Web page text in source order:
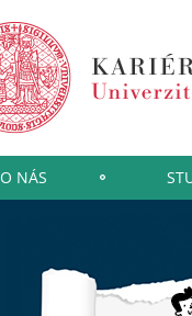
O NÁS